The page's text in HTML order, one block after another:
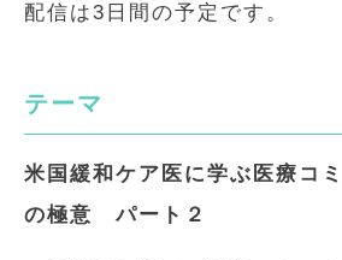
配信は3日間の予定です。
テーマ
米国緩和ケア医に学ぶ医療コ
の極意 パート２